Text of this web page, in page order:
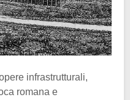
infrastrutturali,
romana e